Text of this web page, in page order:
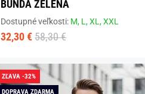
BUNDA ZELENÁ
Dostupné veľkosti: M, L,XL,XXL
32,30 € 58,30 €
ZĽAVA -32%
DOPRAVA ZDARMA